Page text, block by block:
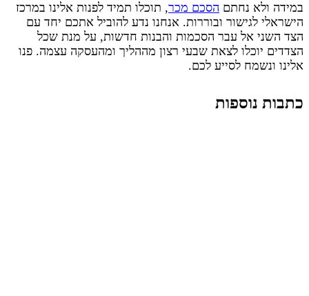
במידה ולא נחתם הסכם מכר, תוכלו תמיד לפנות אלינו במרכז
הישראלי לגישור ובוררות. אנחנו נדע להוביל אתכם יחד עם
הצד השני אל עבר הסכמות והבנות חדשות, על מנת שכל
הצדדים יוכלו לצאת שבעי רצון מההליך ומהעסקה עצמה. פנו
אלינו ונשמח לסייע לכם.
כתבות נוספות